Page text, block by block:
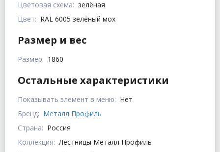
Цветовая схема: зелёная
Цвет: RAL 6005 зелёный мох
Размер и вес
Размер: 1860
Остальные характеристики
Показывать элемент в меню: Нет
Бренд: Металл Профиль
Страна: Россия
Коллекция: Лестницы Металл Профиль